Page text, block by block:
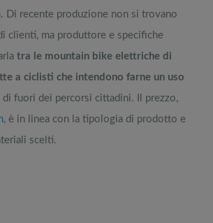
Di recente produzione non si trovano
clienti, ma produttore e specifiche
tra le mountain bike elettriche di
a ciclisti che intendono farne un uso
di fuori dei percorsi cittadini. Il prezzo,
, è in linea con la tipologia di prodotto e
scelti.